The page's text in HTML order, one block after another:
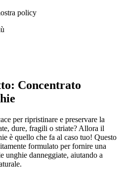
policy
Concentrato
per ripristinare e preservare la
dure, fragili o striate? Allora il
è quello che fa al caso tuo! Questo
formulato per fornire una
unghie danneggiate, aiutando a